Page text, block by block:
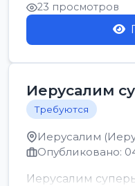
23 просмотров
Иерусалим
Требуются
Иерусалим
Опубликовано:
Иерусалим